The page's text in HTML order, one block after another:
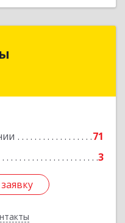
71
3
г, Крымская ул,